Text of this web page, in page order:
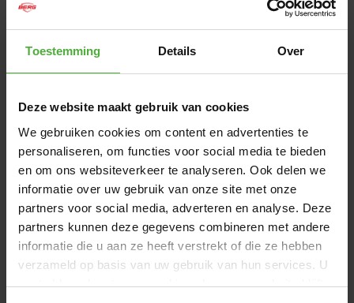
Toestemming Details Over
Deze website maakt gebruik van cookies
We gebruiken cookies om content en advertenties te
personaliseren, om functies voor social media te bieden
en om ons websiteverkeer te analyseren. Ook delen we
informatie over uw gebruik van onze site met onze
partners voor social media, adverteren en analyse. Deze
partners kunnen deze gegevens combineren met andere
informatie die u aan ze heeft verstrekt of die ze hebben
verzameld op basis van uw gebruik van hun services. U
gaat akkoord met onze cookies als u onze website blijft
DIMENSIONS ET DÉTAILS
70,99
Livré sous 1 à 2 jours ouvrés
AJOUTER AU PANIER
Livraisongratuiteà partir de 50 €
Excellente note clients :
9,2/10